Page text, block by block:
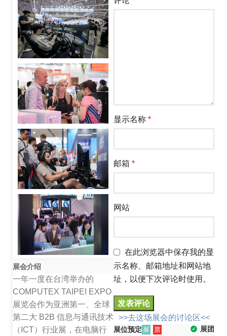
展会介绍
一年一度在台湾举办的
COMPUTEX TAIPEI EXPO
展览会作为亚洲第一、全球
第二大 B2B 信息与通讯技术
（ICT）行业展，在电脑行
显示名称 *
邮箱 *
网站
在此浏览器中保存我的显
示名称、邮箱地址和网站地
址，以便下次评论时使用。
>>去这场展会的讨论区<<
展位预定 展 票
展团